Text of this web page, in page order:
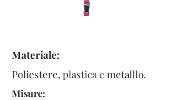
Materiale:
Poliestere, plastica e metalllo.
Misure: